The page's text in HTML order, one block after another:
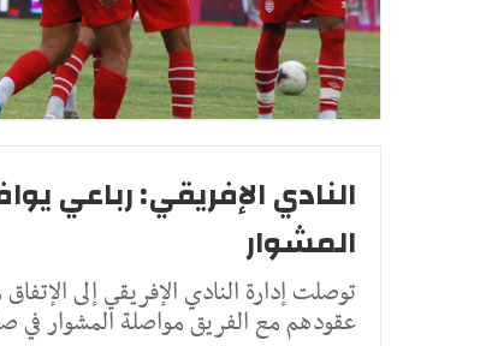
النادي الإفريقي: رباعي
المشوار
توصلت إدارة النادي الإفريقي إلى
عقودهم مع الفريق مواصلة المشوار